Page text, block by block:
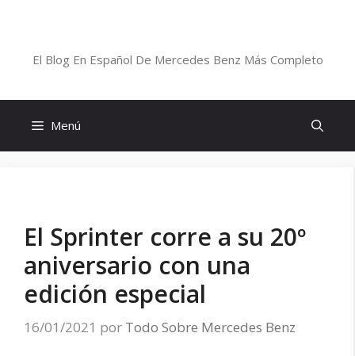
El Blog En Español De Mercedes Benz Más Completo
Menú
El Sprinter corre a su 20º
aniversario con una
edición especial
16/01/2021 por Todo Sobre Mercedes Benz